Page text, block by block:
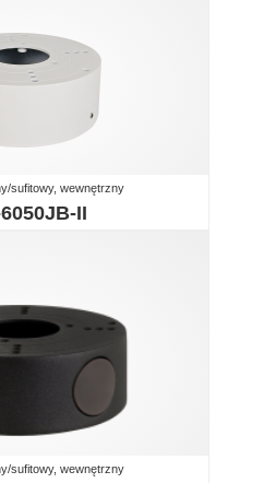
sufitowy, wewnętrzny
II
sufitowy, wewnętrzny